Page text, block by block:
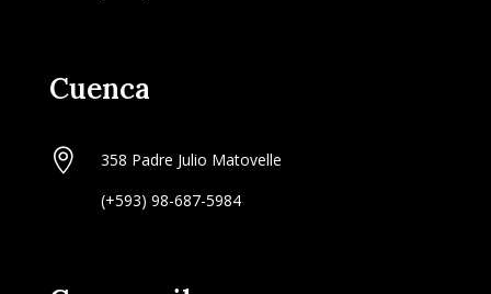
Cuenca

358 Padre Julio Matovelle
(+593) 98-687-5984